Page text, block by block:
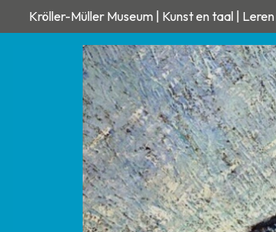
Kröller-Müller Museum | Kunst en taal | Leren